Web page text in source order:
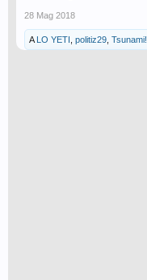
28 Mag 2018
A LO YETI politiz29 Tsunami!